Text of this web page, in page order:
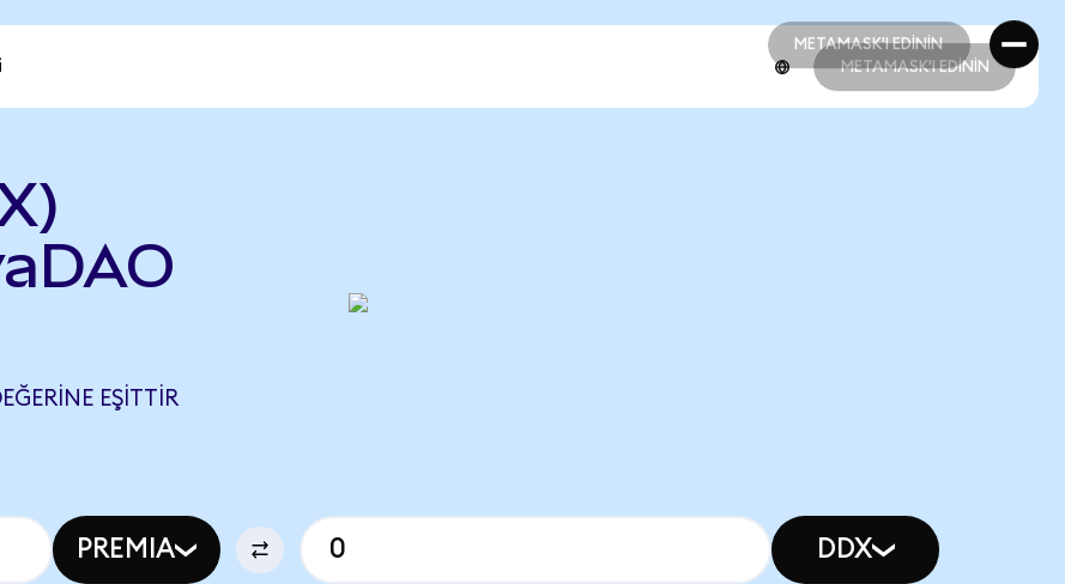
METAMASK'I EDİNİN
METAMASK'I EDİNİN
METAMASK'I EDİNİN
EŞITTIR
PREMIA DDX